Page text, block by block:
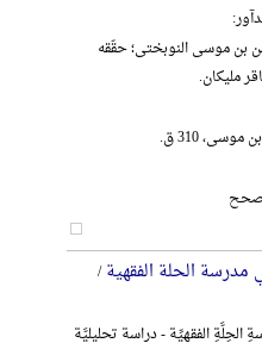
بن موسی النوبختی؛ حقّقه
ملیکان.
310 ق.
مدرسة الحلة الفقهیة/
الفقهیِّة - دراسة تحلیلیَّة